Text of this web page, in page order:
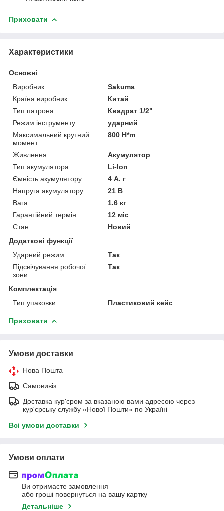
Приховати
Характеристики
Основні
Виробник
Sakuma
Країна виробник
Китай
Тип патрона
Квадрат 1/2"
Режим інструменту
ударний
Максимальний крутний
момент
800 H*m
Живлення
Акумулятор
Тип акумулятора
Li-Ion
Ємність акумулятору
4 А. г
Напруга акумулятору
21 В
Вага
1.6 кг
Гарантійний термін
12 міс
Стан
Новий
Додаткові функції
Ударний режим
Так
Підсвічування робочої
зони
Так
Комплектація
Тип упаковки
Пластиковий кейс
Приховати
Умови доставки
Нова Пошта
Самовивіз
Доставка кур'єром за вказаною вами адресою через
кур'єрську службу «Нової Пошти» по Україні
Всі умови доставки
Умови оплати
Ви отримаєте замовлення
або гроші повернуться на вашу картку
Детальніше